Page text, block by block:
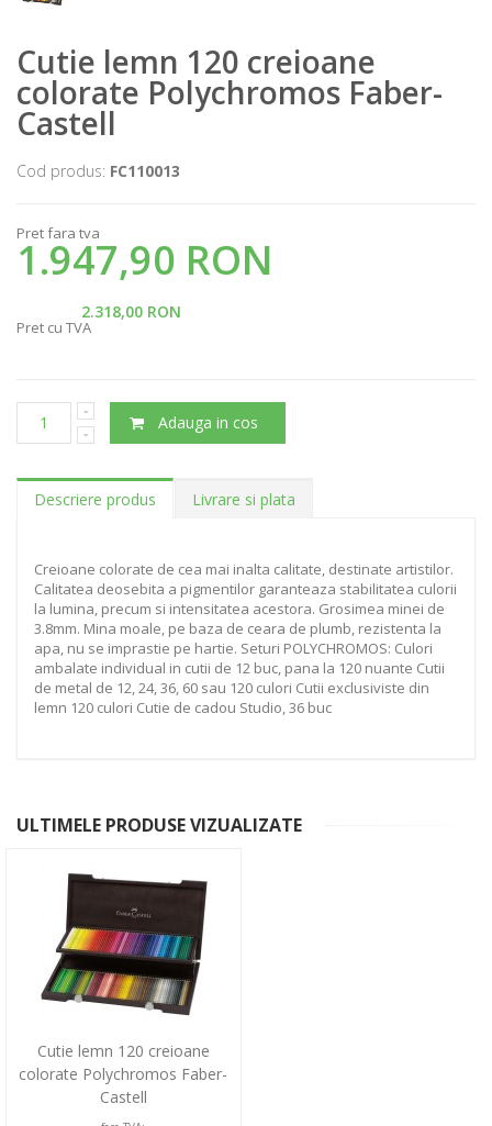
Cutie lemn 120 creioane
colorate Polychromos Faber-
Castell
Cod produs: FC110013
Pret fara tva
1.947,90 RON
2.318,00 RON
Pret cu TVA
Adauga in cos
Descriere produs Livrare si plata
Creioane colorate de cea mai inalta calitate, destinate artistilor.
Calitatea deosebita a pigmentilor garanteaza stabilitatea culorii
la lumina, precum si intensitatea acestora. Grosimea minei de
3.8mm. Mina moale, pe baza de ceara de plumb, rezistenta la
apa, nu se imprastie pe hartie. Seturi POLYCHROMOS: Culori
ambalate individual in cutii de 12 buc, pana la 120 nuante Cutii
de metal de 12, 24, 36, 60 sau 120 culori Cutii exclusiviste din
lemn 120 culori Cutie de cadou Studio, 36 buc
ULTIMELE PRODUSE VIZUALIZATE
Cutie lemn 120 creioane
colorate Polychromos Faber-
Castell